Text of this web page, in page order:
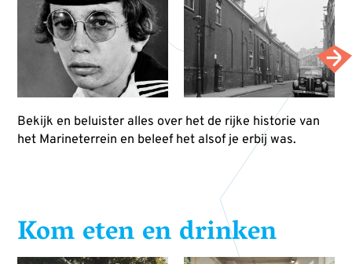
Bekijk en beluister alles over het de rijke historie van
het Marineterrein en beleef het alsof je erbij was.
Kom eten en drinken